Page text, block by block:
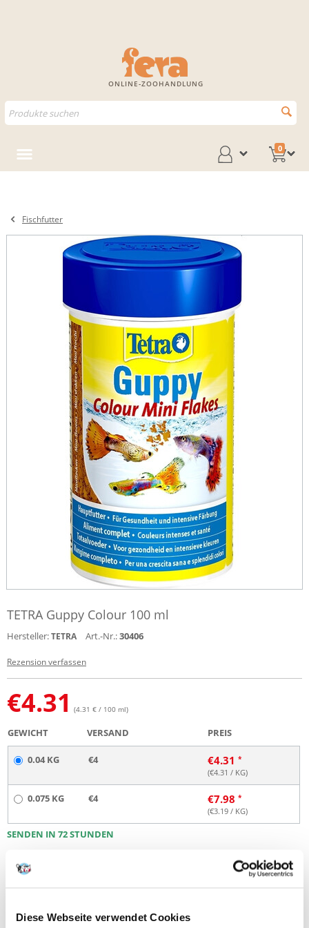
Diese Webseite verwendet Cookies
ONLINE-ZOOHANDLUNG
0
Fischfutter
TETRA Guppy Colour 100 ml
Hersteller:TETRA Art.-Nr.:30406
Rezension verfassen
€4.31 (4.31 € / 100 ml)
GEWICHT VERSAND PREIS
0.04 KG €4 €4.31
(€4.31 / KG)
0.075 KG €4 €7.98
(€3.19 / KG)
SENDEN IN 72 STUNDEN
Bilder unserer Kunden
Produktbeschreibung